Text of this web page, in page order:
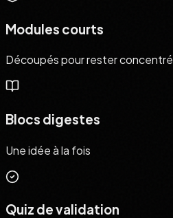
Modules courts
Découpés pour rester concentré
Blocs digestes
Une idée à la fois
Quiz de validation